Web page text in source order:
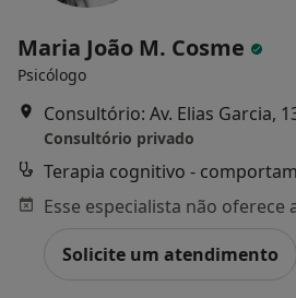
Maria João M. Cosme
Psicólogo
Consultório: Av. Elias Garcia,
Consultório privado
Terapia cognitivo -
Solicite um atendimento